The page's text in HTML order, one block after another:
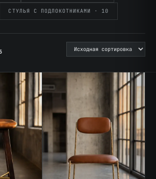
СТУЛЬЯ С ПОДЛОКОТНИКАМИ · 10